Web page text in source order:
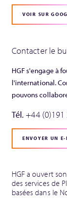
VOIR SUR
Contacter le
HGF s'engage à
l'international.
pouvons
Tél. +44 (0)191
ENVOYER UN
HGF a ouvert
des services de
basées dans le